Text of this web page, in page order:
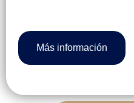
Más información